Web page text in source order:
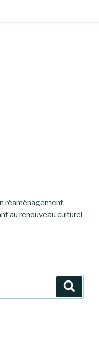
réaménagement.
au renouveau culturel